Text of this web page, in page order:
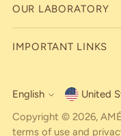
OUR LABORATORY
IMPORTANT LINKS
Language
English
Copyright © 2026,
terms of use and